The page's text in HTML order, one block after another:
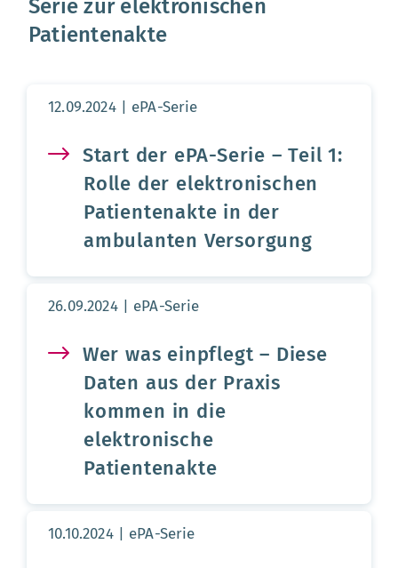
Serie zur elektronischen
Patientenakte
Aktualisierungsdatum:
12.09.2024 ePA-Serie
Start der ePA-Serie – Teil 1:
Rolle der elektronischen
Patientenakte in der
ambulanten Versorgung
Aktualisierungsdatum:
26.09.2024 ePA-Serie
Wer was einpflegt – Diese
Daten aus der Praxis
kommen in die
elektronische
Patientenakte
Aktualisierungsdatum:
10.10.2024 ePA-Serie